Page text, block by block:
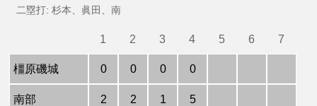
二塁打: 杉本、眞田、南
橿原磯城
南部
1
0
2
2
0
2
3
0
1
4
0
5
5 6 7